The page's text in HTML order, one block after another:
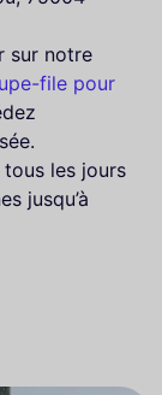
sur notre
file pour
les jours
jusqu’à